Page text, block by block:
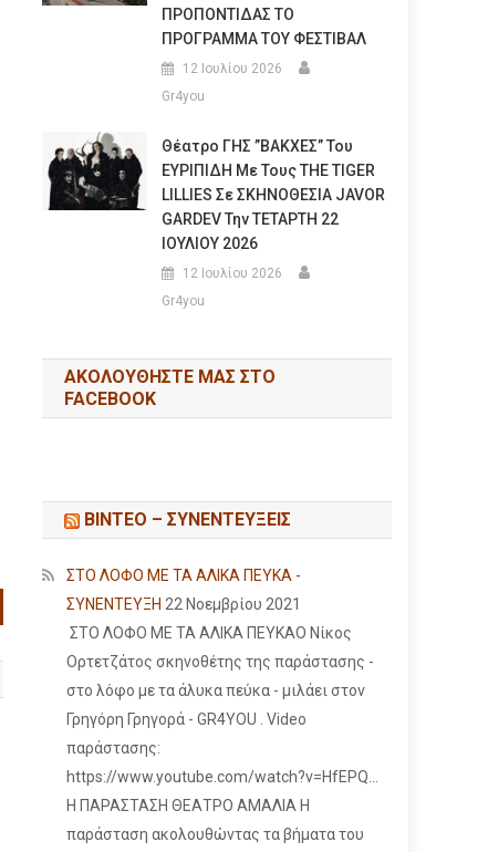
ΠΡΟΠΟΝΤΙΔΑΣ ΤΟ
ΠΡΟΓΡΑΜΜΑ ΤΟΥ ΦΕΣΤΙΒΑΛ
12 Ιουλίου 2026
Gr4you
Θέατρο ΓΗΣ ”ΒΑΚΧΕΣ” Του
ΕΥΡΙΠΙΔΗ Με Τους THE TIGER
LILLIES Σε ΣΚΗΝΟΘΕΣΙΑ JAVOR
GARDEV Την ΤΕΤΑΡΤΗ 22
ΙΟΥΛΙΟΥ 2026
12 Ιουλίου 2026
Gr4you
ΑΚΟΛΟΥΘΉΣΤΕ ΜΑΣ ΣΤΟ
FACEBOOK
ΒΙΝΤΕΟ – ΣΥΝΕΝΤΕΥΞΕΙΣ
ΣΤΟ ΛΟΦΟ ΜΕ ΤΑ ΑΛΙΚΑ ΠΕΥΚΑ -
ΣΥΝΕΝΤΕΥΞΗ 22 Νοεμβρίου 2021
ΣΤΟ ΛΟΦΟ ΜΕ ΤΑ ΑΛΙΚΑ ΠΕΥΚΑΟ Νίκος
Ορτετζάτος σκηνοθέτης της παράστασης -
στο λόφο με τα άλυκα πεύκα - μιλάει στον
Γρηγόρη Γρηγορά - GR4YOU . Video
παράστασης:
https://www.youtube.com/watch?v=HfEPQ...
Η ΠΑΡΑΣΤΑΣΗ ΘΕΑΤΡΟ ΑΜΑΛΙΑ Η
παράσταση ακολουθώντας τα βήματα του